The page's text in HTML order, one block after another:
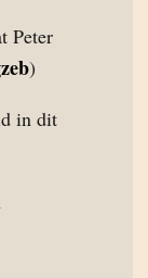
Peter
)
in dit